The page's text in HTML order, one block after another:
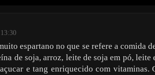
espartano no que se refere a comida
de soja, arroz, leite de soja em pó, leite
e tang enriquecido com vitaminas.